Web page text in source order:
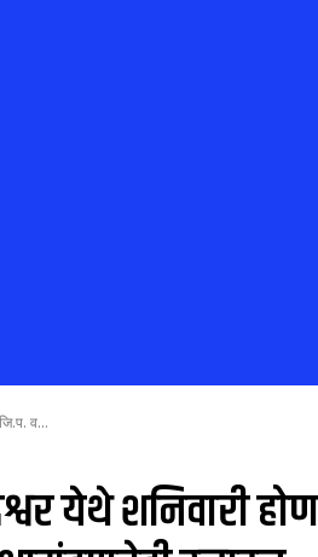
व...
येथे शनिवारी